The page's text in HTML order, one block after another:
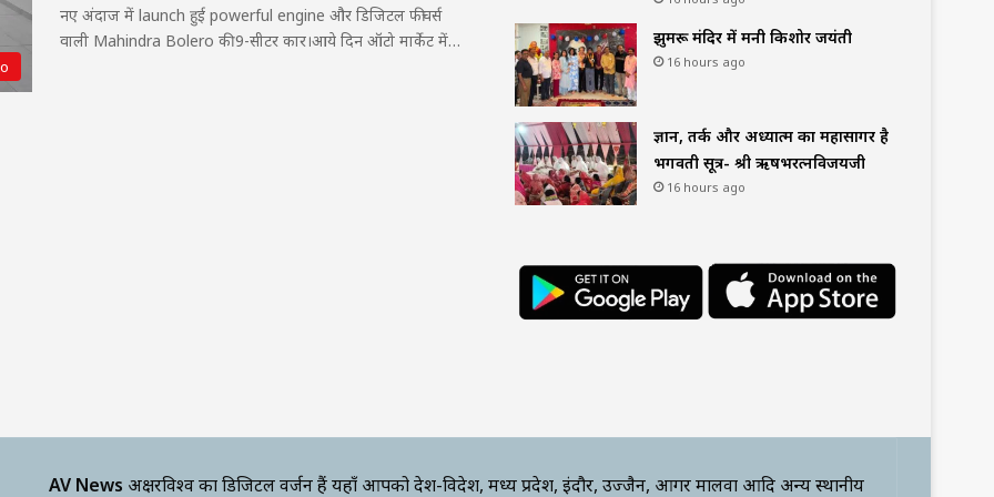
नए अंदाज में launch हुई powerful engine और डिजिटल फीचर्स
वाली Mahindra Bolero की 9-सीटर कार।आये दिन ऑटो मार्केट में…
झुमरू मंदिर में मनी किशोर जयंती
16 hours ago
ज्ञान, तर्क और अध्यात्म का महासागर है
भगवती सूत्र- श्री ऋषभरत्नविजयजी
16 hours ago
AV News अक्षरविश्व का डिजिटल वर्जन हैं यहाँ आपको देश-विदेश, मध्य प्रदेश, इंदौर, उज्जैन, आगर मालवा आदि अन्य स्थानीय